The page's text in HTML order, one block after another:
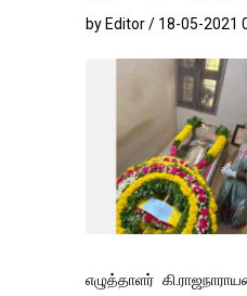
by Editor / 18-05-2021
எழுத்தாளர்